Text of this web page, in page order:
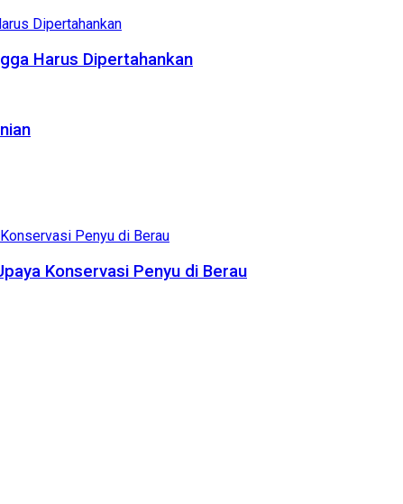
Harus Dipertahankan
Konservasi Penyu di Berau